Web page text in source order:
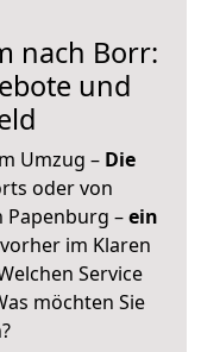
nach Borr:
und
Umzug – Die
oder von
Papenburg –ein
im Klaren
Service
möchten Sie